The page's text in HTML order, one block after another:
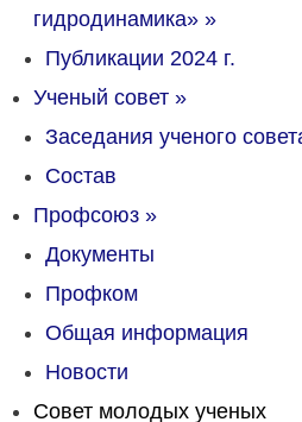
гидродинамика» »
Публикации 2024 г.
Ученый совет »
Заседания ученого
Состав
Профсоюз »
Документы
Профком
Общая информация
Новости
Совет молодых ученых